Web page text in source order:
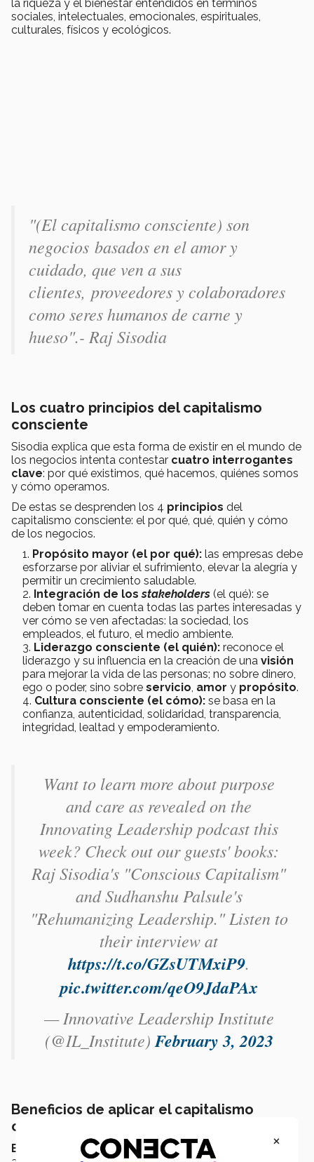
la riqueza y el bienestar entendidos en términos
sociales, intelectuales, emocionales, espirituales,
culturales, físicos y ecológicos.
"(El capitalismo consciente) son
negocios basados en el amor y
cuidado, que ven a sus
clientes, proveedores y colaboradores
como seres humanos de carne y
hueso".- Raj Sisodia
Los cuatro principios del capitalismo
consciente
Sisodia explica que esta forma de existir en el mundo de
los negocios intenta contestar cuatro interrogantes
clave: por qué existimos, qué hacemos, quiénes somos
y cómo operamos.
De estas se desprenden los 4 principios del
capitalismo consciente: el por qué, qué, quién y cómo
de los negocios.
Propósito mayor (el por qué): las empresas debe
esforzarse por aliviar el sufrimiento, elevar la alegría y
permitir un crecimiento saludable.
Integración de losstakeholders (el qué): se
deben tomar en cuenta todas las partes interesadas y
ver cómo se ven afectadas: la sociedad, los
empleados, el futuro, el medio ambiente.
Liderazgo consciente (el quién): reconoce el
liderazgo y su influencia en la creación de una visión
para mejorar la vida de las personas; no sobre dinero,
ego o poder, sino sobre servicio amor y propósito.
Cultura consciente (el cómo): se basa en la
confianza, autenticidad, solidaridad, transparencia,
integridad, lealtad y empoderamiento.
Want to learn more about purpose
and care as revealed on the
Innovating Leadership podcast this
week? Check out our guests' books:
Raj Sisodia's "Conscious Capitalism"
and Sudhanshu Palsule's
"Rehumanizing Leadership." Listen to
their interview at
https://t.co/GZsUTMxiP9.
pic.twitter.com/qeO9JdaPAx
— Innovative Leadership Institute
(@IL_Institute) February 3, 2023
Beneficios de aplicar el capitalismo
consciente
El movimiento de capitalismo consciente
tiene 10
×